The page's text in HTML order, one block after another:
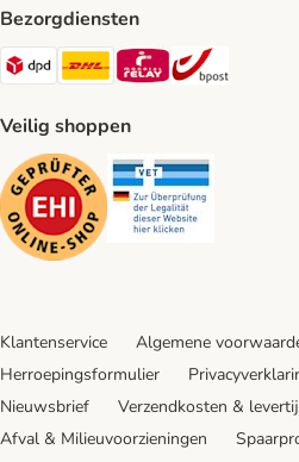
Bezorgdiensten
Dpd Shipping Method
DHL Shipping Method
Mondial Relay
Veilig shoppen
Security
Klantenservice Algemene
Herroepingsformulier
Nieuwsbrief
Verzendkosten &
Afval & Milieuvoorzieningen